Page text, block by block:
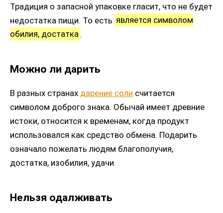
Традиция о запасной упаковке гласит, что не будет
недостатка пищи. То есть является символом
обилия, достатка .
Можно ли дарить
В разных странах дарение соли считается
символом доброго знака. Обычай имеет древние
истоки, относится к временам, когда продукт
использовался как средство обмена. Подарить
означало пожелать людям благополучия,
достатка, изобилия, удачи.
Нельзя одалживать